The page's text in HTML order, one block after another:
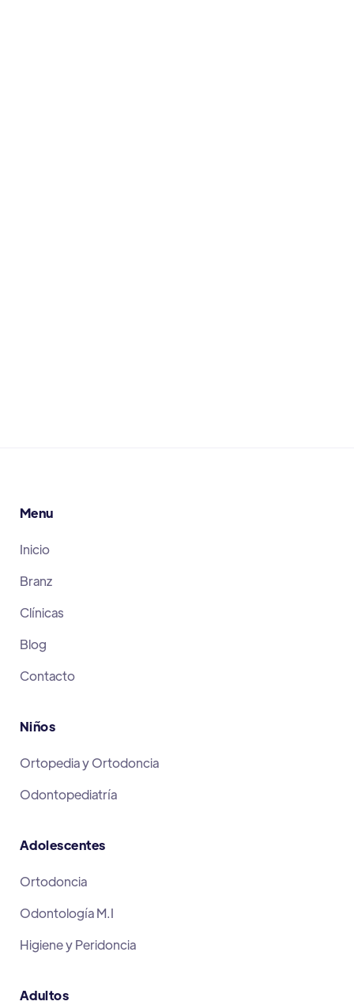
Menu
Inicio
Branz
Clínicas
Blog
Contacto
Niños
Ortopedia y Ortodoncia
Odontopediatría
Adolescentes
Ortodoncia
Odontología M.I
Higiene y Peridoncia
Adultos